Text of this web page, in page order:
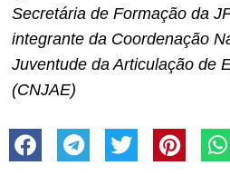
Secretária de Formação da
integrante da Coordenação
Juventude da Articulação de
(CNJAE)